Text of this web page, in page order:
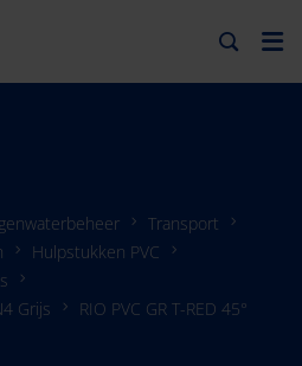
Transport
Hulpstukken PVC
Grijs
RIO PVC GR T-RED 45°